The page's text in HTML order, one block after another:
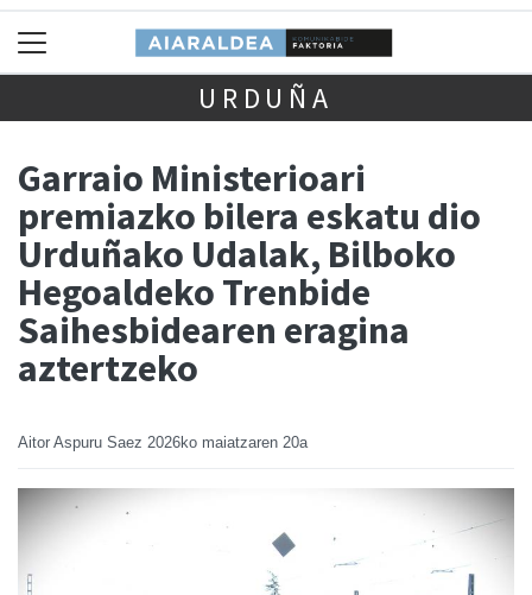
URDUÑA
Garraio Ministerioari
premiazko bilera eskatu dio
Urduñako Udalak, Bilboko
Hegoaldeko Trenbide
Saihesbidearen eragina
aztertzeko
Aitor Aspuru Saez 2026ko maiatzaren 20a